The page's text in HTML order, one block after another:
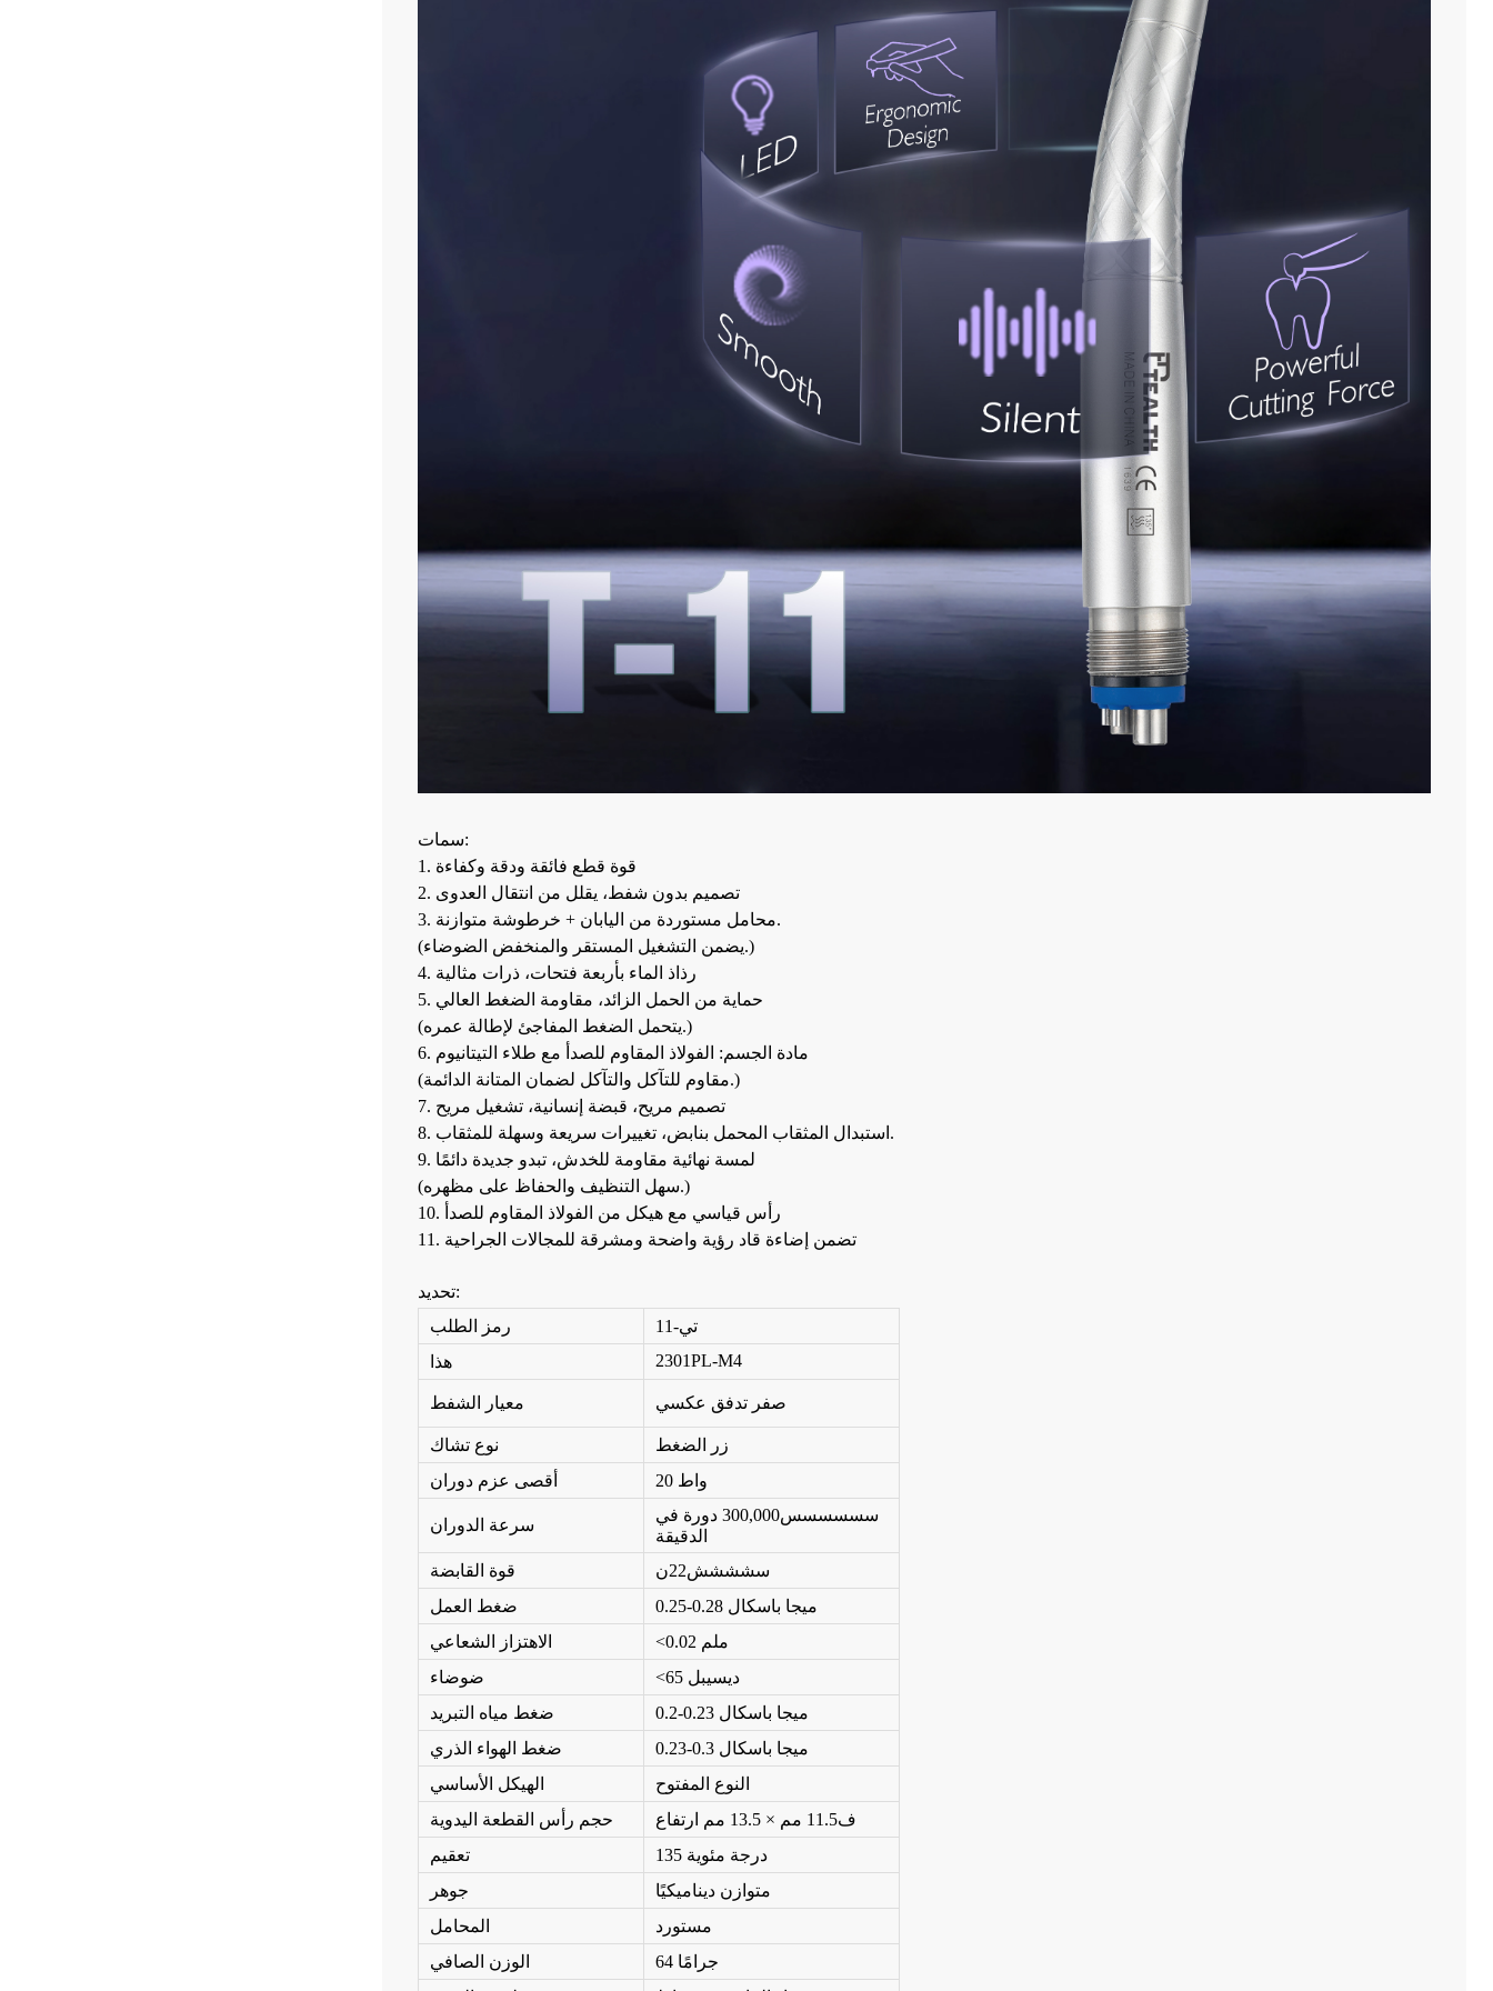
سمات:
1. قوة قطع فائقة ودقة وكفاءة
2. تصميم بدون شفط، يقلل من انتقال العدوى
3. محامل مستوردة من اليابان + خرطوشة متوازنة.
(يضمن التشغيل المستقر والمنخفض الضوضاء.)
4. رذاذ الماء بأربعة فتحات، ذرات مثالية
5. حماية من الحمل الزائد، مقاومة الضغط العالي
(يتحمل الضغط المفاجئ لإطالة عمره.)
6. مادة الجسم: الفولاذ المقاوم للصدأ مع طلاء التيتانيوم
(مقاوم للتآكل والتآكل لضمان المتانة الدائمة.)
7. تصميم مريح، قبضة إنسانية، تشغيل مريح
8. استبدال المثقاب المحمل بنابض، تغييرات سريعة وسهلة للمثقاب.
9. لمسة نهائية مقاومة للخدش، تبدو جديدة دائمًا
(سهل التنظيف والحفاظ على مظهره.)
10. رأس قياسي مع هيكل من الفولاذ المقاوم للصدأ
11. تضمن إضاءة قاد رؤية واضحة ومشرقة للمجالات الجراحية
تحديد:
رمز الطلب
تي-11
هذا
2301PL-M4
معيار الشفط صفر تدفق عكسي
نوع تشاك
زر الضغط
أقصى عزم دوران
20 واط
سرعة الدوران
سسسسسس300,000 دورة في
الدقيقة
قوة القابضة
سشششش22ن
ضغط العمل
0.25-0.28 ميجا باسكال
الاهتزاز الشعاعي
<0.02 ملم
ضوضاء
<65 ديسيبل
ضغط مياه التبريد
0.2-0.23 ميجا باسكال
ضغط الهواء الذري
0.23-0.3 ميجا باسكال
الهيكل الأساسي
النوع المفتوح
حجم رأس القطعة اليدوية
ف11.5 مم × 13.5 مم ارتفاع
تعقيم
135 درجة مئوية
جوهر
متوازن ديناميكيًا
المحامل
مستورد
الوزن الصافي
64 جرامًا